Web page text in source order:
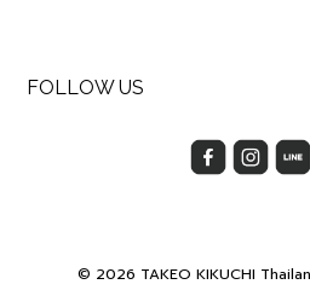
FOLLOW US
© 2026 TAKEO KIKUCHI